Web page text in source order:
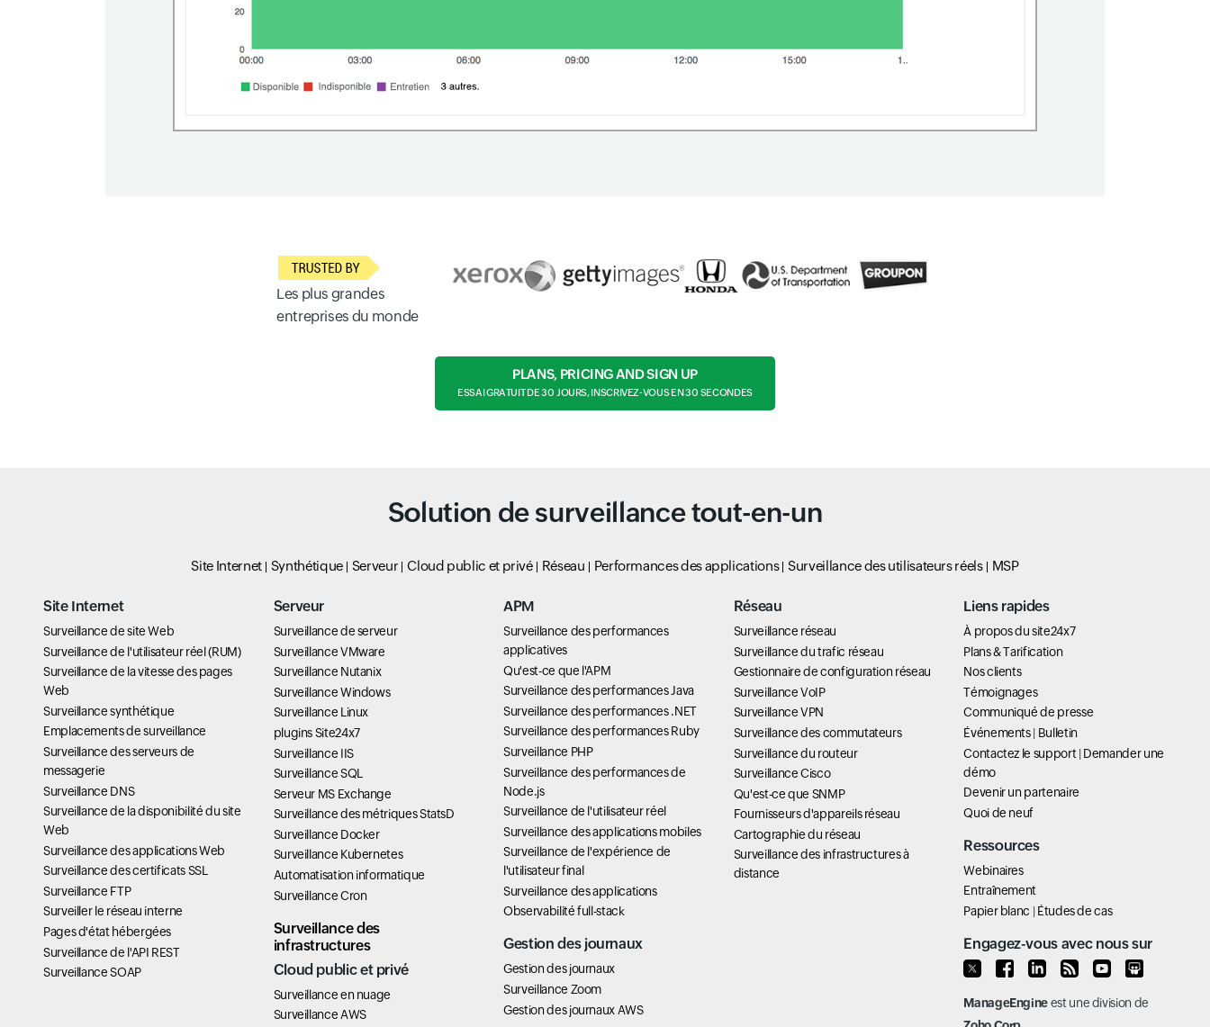
Les plus grandes
entreprises du monde
PLANS, PRICING AND SIGN UP
ESSAI GRATUIT DE 30 JOURS, INSCRIVEZ-VOUS EN 30 SECONDES
Solution de surveillance tout-en-un
Site Internet Synthétique Serveur Cloud public et privé Réseau Performances des applications Surveillance des utilisateurs réels MSP
Site Internet
Surveillance de site Web
Surveillance de l'utilisateur réel (RUM)
Surveillance de la vitesse des pages
Web
Surveillance synthétique
Emplacements de surveillance
Surveillance des serveurs de
messagerie
Surveillance DNS
Surveillance de la disponibilité du site
Web
Surveillance des applications Web
Surveillance des certificats SSL
Surveillance FTP
Surveiller le réseau interne
Pages d'état hébergées
Surveillance de l'API REST
Surveillance SOAP
Serveur
Surveillance de serveur
Surveillance VMware
Surveillance Nutanix
Surveillance Windows
Surveillance Linux
plugins Site24x7
Surveillance IIS
Surveillance SQL
Serveur MS Exchange
Surveillance des métriques StatsD
Surveillance Docker
Surveillance Kubernetes
Automatisation informatique
Surveillance Cron
Surveillance des
infrastructures
Cloud public et privé
Surveillance en nuage
Surveillance AWS
APM
Surveillance des performances
applicatives
Qu'est-ce que l'APM
Surveillance des performances Java
Surveillance des performances .NET
Surveillance des performances Ruby
Surveillance PHP
Surveillance des performances de
Node.js
Surveillance de l'utilisateur réel
Surveillance des applications mobiles
Surveillance de l'expérience de
l'utilisateur final
Surveillance des applications
Observabilité full-stack
Gestion des journaux
Gestion des journaux
Surveillance Zoom
Gestion des journaux AWS
Réseau
Surveillance réseau
Surveillance du trafic réseau
Gestionnaire de configuration réseau
Surveillance VoIP
Surveillance VPN
Surveillance des commutateurs
Surveillance du routeur
Surveillance Cisco
Qu'est-ce que SNMP
Fournisseurs d'appareils réseau
Cartographie du réseau
Surveillance des infrastructures à
distance
Liens rapides
À propos du site24x7
Plans & Tarification
Nos clients
Témoignages
Communiqué de presse
Événements| Bulletin
Contactez le support|Demander une
démo
Devenir un partenaire
Quoi de neuf
Ressources
Webinaires
Entraînement
Papier blanc |Études de cas
Engagez-vous avec nous sur
ManageEngineest une division de